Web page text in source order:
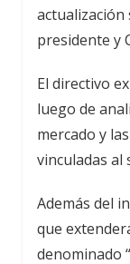
actualización
presidente y
El directivo
luego de
mercado y
vinculadas al
Además del
que
denominado